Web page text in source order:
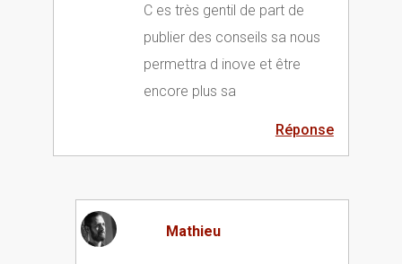
C es très gentil de part de
publier des conseils sa nous
permettra d inove et être
encore plus sa
Réponse
Mathieu